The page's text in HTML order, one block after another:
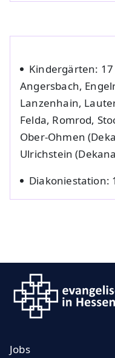
Kindergärten:
Angersbach,
Lanzenhain,
Felda, Romrod,
Ober-Ohmen
Ulrichstein
Diakoniestation:
Jobs